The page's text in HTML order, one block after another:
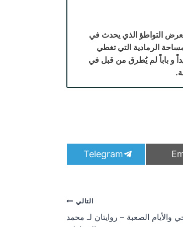
التواطؤ الذي يحدث في
الرمادية التي تغطي
و باباً لم يُطرق من قبل في
S
h
Telegram
التالي
والأيام الصعبة – روايتان لـ محمد